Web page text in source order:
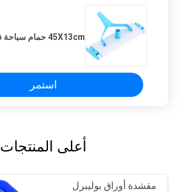
45X13cm حمام سباحة فراغ الرأس
استمر
أعلى المنتجات
مقشدة أوراق بوليبرل